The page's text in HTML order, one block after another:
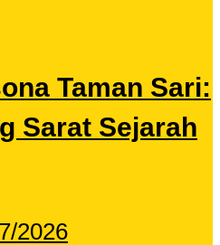
Taman Sari:
Sarat Sejarah
2026